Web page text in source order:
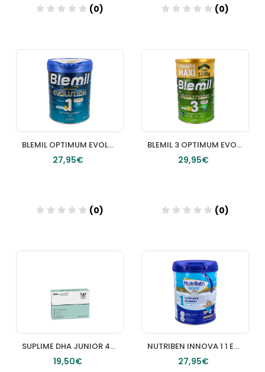
(0)
Añadir
(0)
Añadir
BLEMIL OPTIMUM EVOLUTION 1 LATA 800 G
27,95€
(0)
BLEMIL 3 OPTIMUM EVOLUTION 1 LATA 1200 G
29,95€
(0)
Añadir
SUPLIME DHA JUNIOR 45 pececitos
19,50€
NUTRIBEN INNOVA 1 1 ENVASE 800 G
27,95€